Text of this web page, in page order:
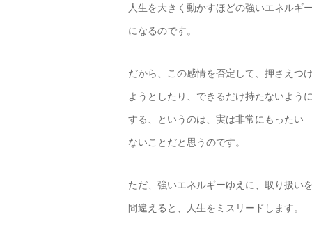
人生を大きく動かすほどの強いエネルギー
になるのです。
だから、この感情を否定して、押さえつけ
ようとしたり、できるだけ持たないように
する、というのは、実は非常にもったい
ないことだと思うのです。
ただ、強いエネルギーゆえに、取り扱いを
間違えると、人生をミスリードします。